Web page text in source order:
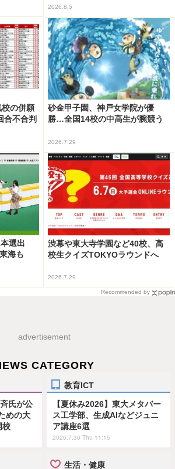
2026.8.5
校の併願
不合判
砂金甲子園、神戸女学院が優
勝…全国14校の中高生が腕競う
2026.7.29
選出
海も
渋幕や東大寺学園など40校、高
校生クイズTOKYOラウンドへ
2026.7.29
Recommended by
advertisement
CATEGORY
氏が公
めの大
校
教育ICT
【夏休み2026】東大メタバー
ス工学部、生成AIなどジュニ
ア講座6選
2026.7.30 Thu 11:15
生活・健康